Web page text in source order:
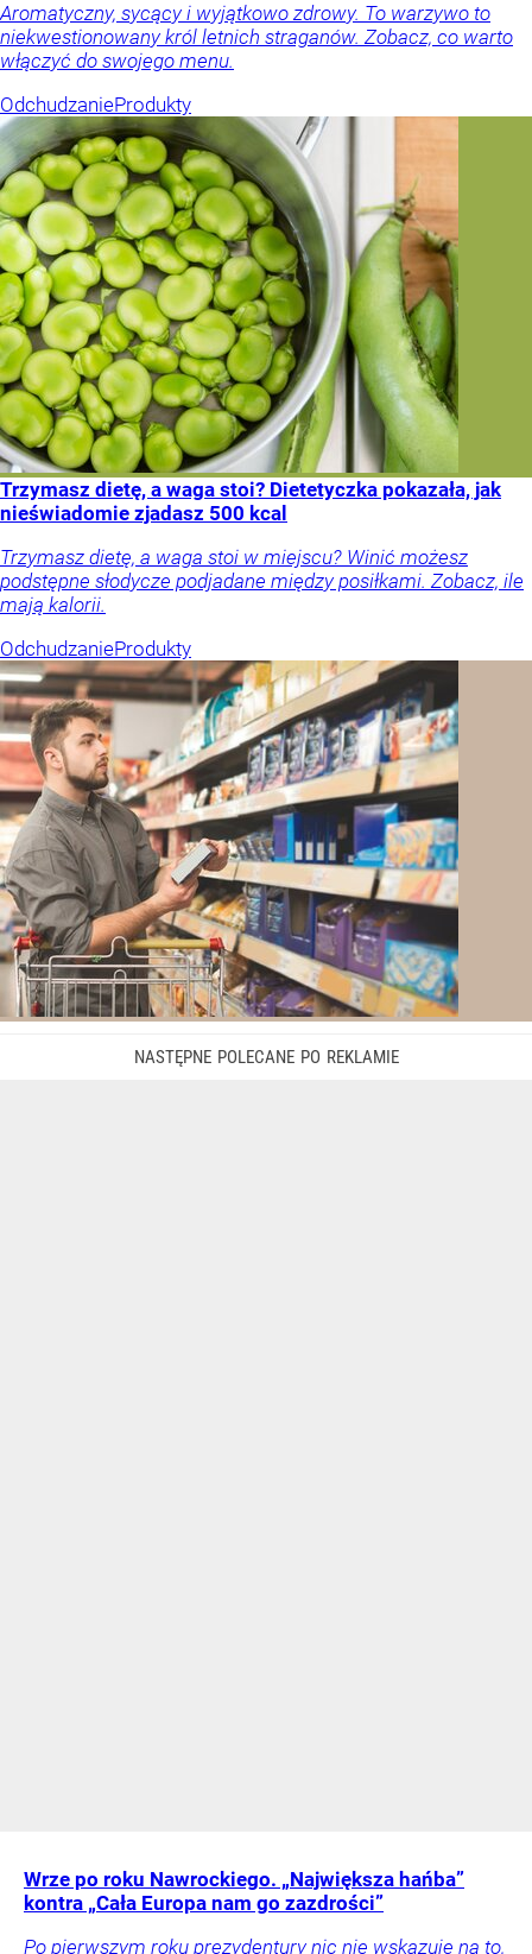
Aromatyczny, sycący i wyjątkowo zdrowy. To warzywo to
niekwestionowany król letnich straganów. Zobacz, co warto
włączyć do swojego menu.
OdchudzanieProdukty
Trzymasz dietę, a waga stoi? Dietetyczka pokazała, jak
nieświadomie zjadasz 500 kcal
Trzymasz dietę, a waga stoi w miejscu? Winić możesz
podstępne słodycze podjadane między posiłkami. Zobacz, ile
mają kalorii.
OdchudzanieProdukty
Wrze po roku Nawrockiego. „Największa hańba”
kontra „Cała Europa nam go zazdrości”
Po pierwszym roku prezydentury nic nie wskazuje na to,